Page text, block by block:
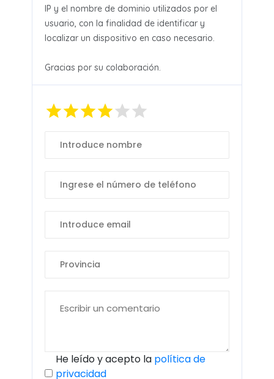
IP y el nombre de dominio utilizados por el
usuario, con la finalidad de identificar y
localizar un dispositivo en caso necesario.
Gracias por su colaboración.
He leído y acepto la política de
privacidad